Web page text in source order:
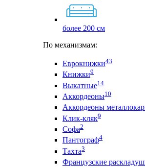
более 200 см
По механизмам:
Еврокнижки43
Книжки9
Выкатные14
Аккордеоны10
Аккордеоны
Клик-кляк9
Софа2
Пантограф4
Тахта3
Французские